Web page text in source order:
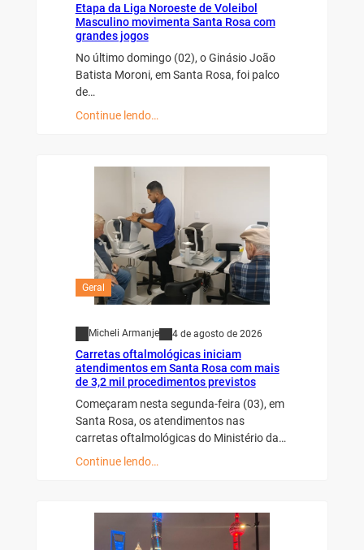
Etapa da Liga Noroeste de Voleibol
Masculino movimenta Santa Rosa com
grandes jogos
No último domingo (02), o Ginásio João
Batista Moroni, em Santa Rosa, foi palco
de…
Continue lendo…
Geral
Micheli Armanje 4 de agosto de 2026
Carretas oftalmológicas iniciam
atendimentos em Santa Rosa com mais
de 3,2 mil procedimentos previstos
Começaram nesta segunda-feira (03), em
Santa Rosa, os atendimentos nas
carretas oftalmológicas do Ministério da…
Continue lendo…